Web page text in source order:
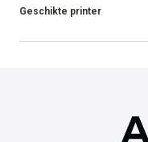
Geschikte printer